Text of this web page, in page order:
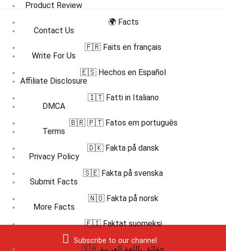
Product Review
Contact Us
Write For Us
Affiliate Disclosure
DMCA
Terms
Privacy Policy
Submit Facts
More Facts
Subscribe to our channel
🌍 Facts
🇫🇷 Faits en français
🇪🇸 Hechos en Español
🇮🇹 Fatti in Italiano
🇧🇷 🇵🇹 Fatos em português
🇩🇰 Fakta på dansk
🇸🇪 Fakta på svenska
🇳🇴 Fakta på norsk
🇫🇮 Faktat suomeksi
🇸🇦 حقائق باللغة العربية